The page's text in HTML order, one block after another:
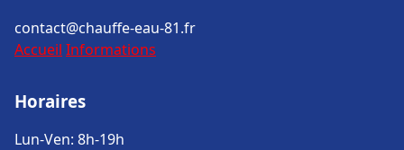
contact@chauffe-eau-81.fr
Accueil Informations
Horaires
Lun-Ven: 8h-19h